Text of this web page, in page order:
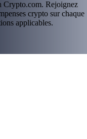
Crypto.com. Rejoignez
crypto sur chaque
applicables.